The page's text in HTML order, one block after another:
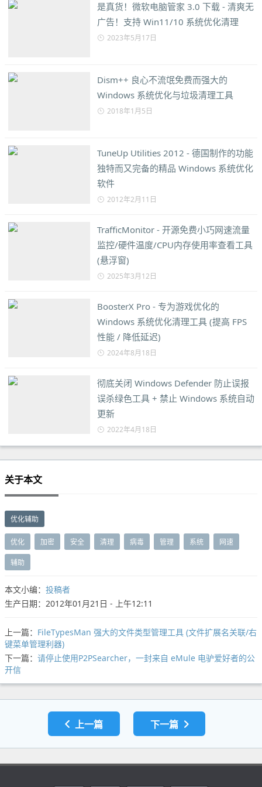
是真货！微软电脑管家 3.0 下载 - 清爽无
广告！支持 Win11/10 系统优化清理
2023年5月17日
Dism++ 良心不流氓免费而强大的
Windows 系统优化与垃圾清理工具
2018年1月5日
TuneUp Utilities 2012 - 德国制作的功能
独特而又完备的精品 Windows 系统优化
软件
2012年2月11日
TrafficMonitor - 开源免费小巧网速流量
监控/硬件温度/CPU内存使用率查看工具
(悬浮窗)
2025年3月12日
BoosterX Pro - 专为游戏优化的
Windows 系统优化清理工具 (提高 FPS
性能 / 降低延迟)
2024年8月18日
彻底关闭 Windows Defender 防止误报
误杀绿色工具 + 禁止 Windows 系统自动
更新
2022年4月18日
关于本文
优化辅助
优化 加密 安全 清理 病毒 管理 系统 网速
辅助
本文小编： 投稿者
生产日期：2012年01月21日 - 上午12:11
上一篇： FileTypesMan 强大的文件类型管理工具 (文件扩展名关联/右
键菜单管理利器)
下一篇： 请停止使用P2PSearcher，一封来自 eMule 电驴爱好者的公
开信
上一篇 下一篇